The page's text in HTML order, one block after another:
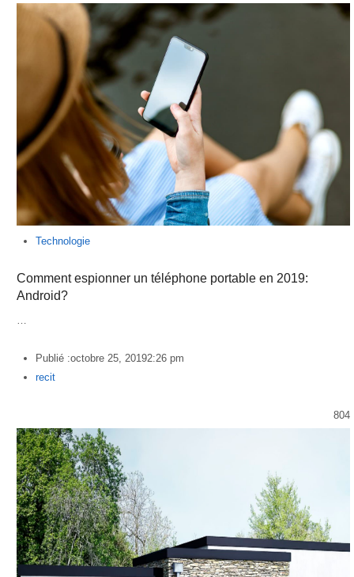
Technologie
Comment espionner un téléphone portable en 2019:
Android?
…
Publié :octobre 25, 20192:26 pm
Author
recit
804